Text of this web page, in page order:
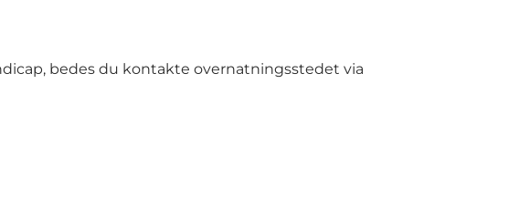
bedes du kontakte overnatningsstedet via